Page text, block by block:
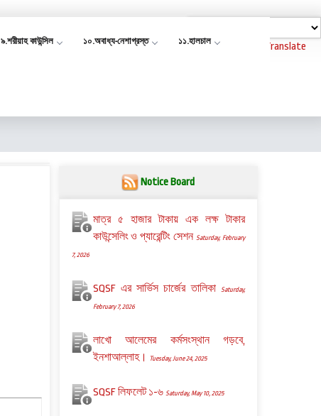
Powered by Translate
৯.শরীয়াহ কাউন্সিল ১০.অবাধ্য-নেশাগ্রস্ত ১১.হালচাল
Notice Board
মাত্র ৫ হাজার টাকায় এক লক্ষ টাকার
কাউন্সেলিং ও প্যারেন্টিং সেশনSaturday, February
7, 2026
SQSF এর সার্ভিস চার্জের তালিকা Saturday,
February 7, 2026
লাখো আলেমের কর্মসংস্থান গড়বে,
ইনশাআল্লাহ।
Tuesday, June 24, 2025
SQSF লিফলেট ১-৬ Saturday, May 10, 2025